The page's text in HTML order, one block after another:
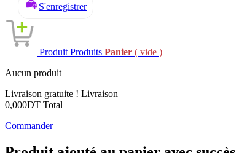
S'enregistrer
Produit Produits Panier ( vide )
Aucun produit
Livraison gratuite ! Livraison
0,000DT Total
Commander